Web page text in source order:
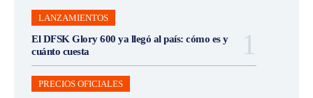
LANZAMIENTOS
El DFSK Glory 600 ya llegó al país: cómo es y
cuánto cuesta
PRECIOS OFICIALES